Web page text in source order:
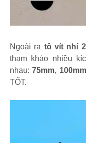
Ngoài ra tô vít nhí
tham khảo nhiều
nhau:75mm,
TỐT.